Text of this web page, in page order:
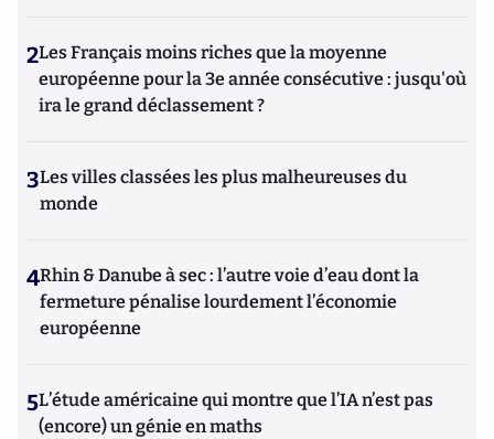
2Les Français moins riches que la moyenne
européenne pour la 3e année consécutive : jusqu'où
ira le grand déclassement ?
3Les villes classées les plus malheureuses du
monde
4Rhin & Danube à sec : l’autre voie d’eau dont la
fermeture pénalise lourdement l’économie
européenne
5L’étude américaine qui montre que l’IA n’est pas
(encore) un génie en maths